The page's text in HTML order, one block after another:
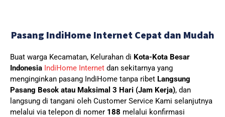
Pasang IndiHome Internet Cepat dan Mudah
Buat warga Kecamatan, Kelurahan di Kota-Kota Besar
Indonesia IndiHome Internet dan sekitarnya yang
menginginkan pasang IndiHome tanpa ribet Langsung
Pasang Besok atau Maksimal 3 Hari (Jam Kerja), dan
langsung di tangani oleh Customer Service Kami selanjutnya
melalui via telepon di nomer 188 melalui konfirmasi